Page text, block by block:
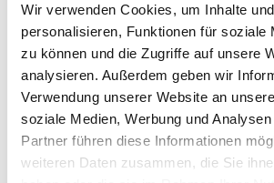
Wir verwenden Cookies, um Inhalte
personalisieren, Funktionen für soziale
zu können und die Zugriffe auf unsere
analysieren. Außerdem geben wir
Verwendung unserer Website an
soziale Medien, Werbung und
Partner führen diese Informationen
weiteren Daten zusammen, die Sie
Auf Lager
Print
PRODUKTBESCHREIBUNG